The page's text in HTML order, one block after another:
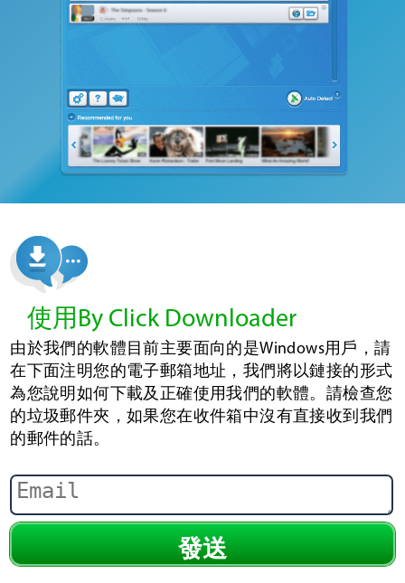
使用By Click Downloader
由於我們的軟體目前主要面向的是Windows用戶，請
在下面注明您的電子郵箱地址，我們將以鏈接的形式
為您說明如何下載及正確使用我們的軟體。請檢查您
的垃圾郵件夾，如果您在收件箱中沒有直接收到我們
的郵件的話。
發送